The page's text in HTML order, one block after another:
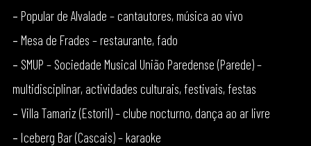
– Popular de Alvalade – cantautores, música ao vivo
– Mesa de Frades – restaurante, fado
– SMUP – Sociedade Musical União Paredense (Parede) –
multidisciplinar, actividades culturais, festivais, festas
– Villa Tamariz (Estoril) – clube nocturno, dança ao ar livre
– Iceberg Bar (Cascais) – karaoke